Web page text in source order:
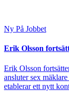
Ny På Jobbet
Erik Olsson
Erik Olsson
ansluter sex
etablerar ett nytt